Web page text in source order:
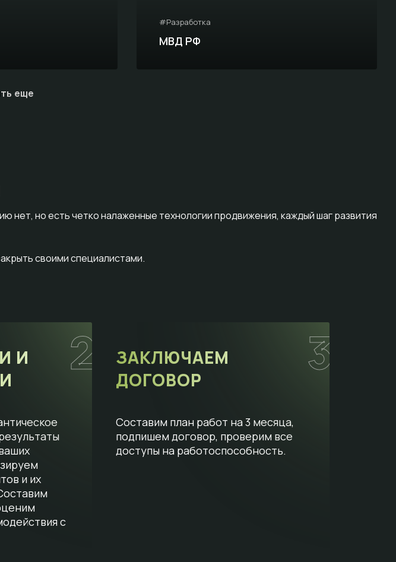
#Разработка
МВД РФ
еще
нет, но есть четко налаженные технологии продвижения, каждый шаг развития
своими специалистами.
2
И
и их
с
3
ЗАКЛЮЧАЕМ
ДОГОВОР
Составим план работ на 3 месяца,
подпишем договор, проверим все
доступы на работоспособность.